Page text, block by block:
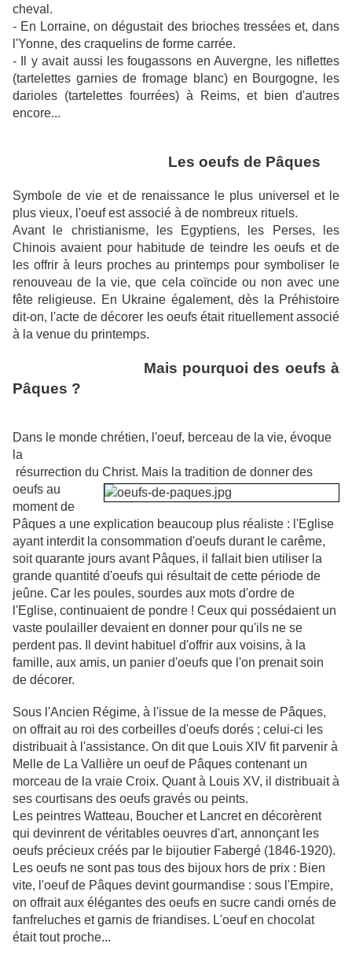
cheval.
- En Lorraine, on dégustait des brioches tressées et, dans
l'Yonne, des craquelins de forme carrée.
- Il y avait aussi les fougassons en Auvergne, les niflettes
(tartelettes garnies de fromage blanc) en Bourgogne, les
darioles (tartelettes fourrées) à Reims, et bien d'autres
encore...
Les oeufs de Pâques
Symbole de vie et de renaissance le plus universel et le
plus vieux, l'oeuf est associé à de nombreux rituels.
Avant le christianisme, les Egyptiens, les Perses, les
Chinois avaient pour habitude de teindre les oeufs et de
les offrir à leurs proches au printemps pour symboliser le
renouveau de la vie, que cela coïncide ou non avec une
fête religieuse. En Ukraine également, dès la Préhistoire
dit-on, l'acte de décorer les oeufs était rituellement associé
à la venue du printemps.
Mais pourquoi des oeufs à
Pâques ?
Dans le monde chrétien, l'oeuf, berceau de la vie, évoque
la
résurrection du Christ. Mais la tradition de donner des
oeufs au
moment de
Pâques a une explication beaucoup plus réaliste : l'Eglise
ayant interdit la consommation d'oeufs durant le carême,
soit quarante jours avant Pâques, il fallait bien utiliser la
grande quantité d'oeufs qui résultait de cette période de
jeûne. Car les poules, sourdes aux mots d'ordre de
l'Eglise, continuaient de pondre ! Ceux qui possédaient un
vaste poulailler devaient en donner pour qu'ils ne se
perdent pas. Il devint habituel d'offrir aux voisins, à la
famille, aux amis, un panier d'oeufs que l'on prenait soin
de décorer.
Sous l'Ancien Régime, à l'issue de la messe de Pâques,
on offrait au roi des corbeilles d'oeufs dorés ; celui-ci les
distribuait à l'assistance. On dit que Louis XIV fit parvenir à
Melle de La Vallière un oeuf de Pâques contenant un
morceau de la vraie Croix. Quant à Louis XV, il distribuait à
ses courtisans des oeufs gravés ou peints.
Les peintres Watteau, Boucher et Lancret en décorèrent
qui devinrent de véritables oeuvres d'art, annonçant les
oeufs précieux créés par le bijoutier Fabergé (1846-1920).
Les oeufs ne sont pas tous des bijoux hors de prix : Bien
vite, l'oeuf de Pâques devint gourmandise : sous l'Empire,
on offrait aux élégantes des oeufs en sucre candi ornés de
fanfreluches et garnis de friandises. L'oeuf en chocolat
était tout proche...